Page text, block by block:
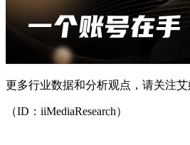
更多行业数据和分析观点，请关注
（ID：iiMediaResearch）